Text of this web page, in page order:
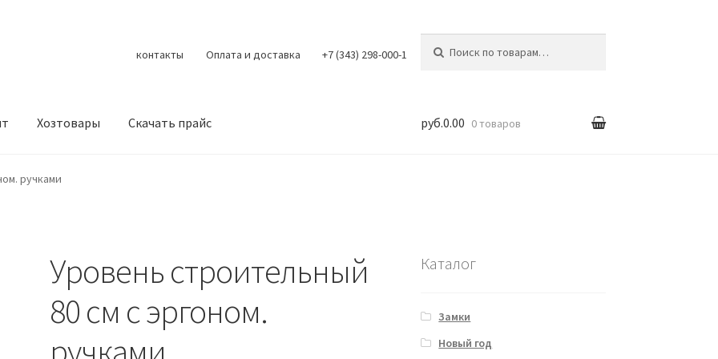
контакты Оплата и доставка +7 (343) 298-000-1
Хозтовары Скачать прайс
Контакты
руб.0.00 0 товаров
ручками
Уровень строительный
80 см с эргоном.
Каталог
Замки
Новый год